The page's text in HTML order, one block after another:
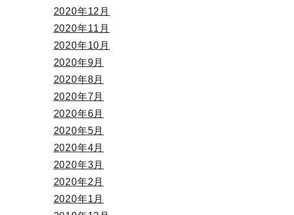
2020年12月
2020年11月
2020年10月
2020年9月
2020年8月
2020年7月
2020年6月
2020年5月
2020年4月
2020年3月
2020年2月
2020年1月